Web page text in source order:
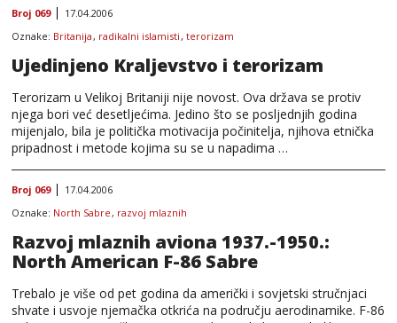
Broj 069
17.04.2006
Oznake: Britanija , radikalni islamisti , terorizam
Ujedinjeno Kraljevstvo i terorizam
Terorizam u Velikoj Britaniji nije novost. Ova država se protiv
njega bori već desetljećima. Jedino što se posljednjih godina
mijenjalo, bila je politička motivacija počinitelja, njihova etnička
pripadnost i metode kojima su se u napadima …
Broj 069
17.04.2006
Oznake: North Sabre , razvoj mlaznih
Razvoj mlaznih aviona 1937.-1950.:
North American F-86 Sabre
Trebalo je više od pet godina da američki i sovjetski stručnjaci
shvate i usvoje njemačka otkrića na području aerodinamike. F-86